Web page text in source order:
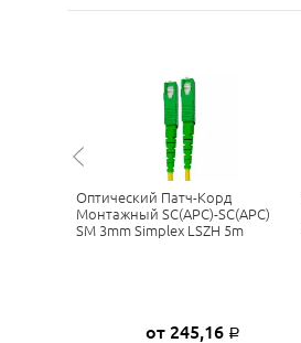
Оптический Патч-Корд
Монтажный SC(APC)-SC(APC)
SM 3mm Simplex LSZH 5m
от 245,16 Р